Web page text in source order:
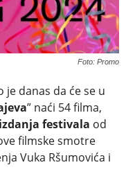
Foto: Promo
je danas da će se u
” naći 54 filma,
festivala od
filmske smotre
Vuka Ršumovića i